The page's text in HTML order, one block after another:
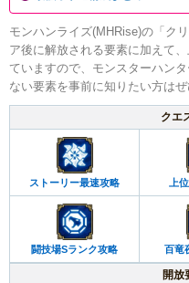
モンハンライズ(MHRise)の「ク
ア後に解放される要素に加えて
ていますので、モンスターハン
ない要素を事前に知りたい方はぜ
クエ
ストーリー最速攻略 上
闘技場Sランク攻略 百竜
開放